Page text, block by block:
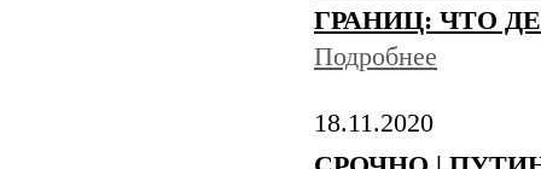
ГРАНИЦ: ЧТО
Подробнее
18.11.2020